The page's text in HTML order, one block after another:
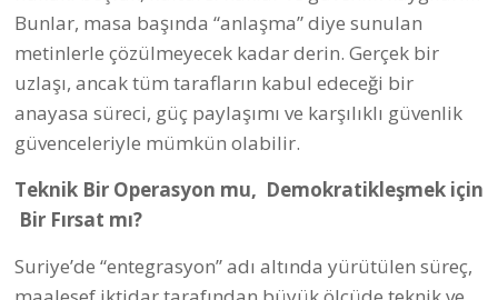
Bunlar, masa başında “anlaşma” diye sunulan
metinlerle çözülmeyecek kadar derin. Gerçek bir
uzlaşı, ancak tüm tarafların kabul edeceği bir
anayasa süreci, güç paylaşımı ve karşılıklı güvenlik
güvenceleriyle mümkün olabilir.
Teknik Bir Operasyon mu, Demokratikleşmek için
Bir Fırsat mı?
Suriye’de “entegrasyon” adı altında yürütülen süreç,